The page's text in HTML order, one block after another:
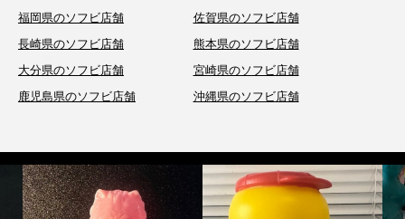
福岡県のソフビ店舗
佐賀県のソフビ店舗
長崎県のソフビ店舗
熊本県のソフビ店舗
大分県のソフビ店舗
宮崎県のソフビ店舗
鹿児島県のソフビ店舗
沖縄県のソフビ店舗